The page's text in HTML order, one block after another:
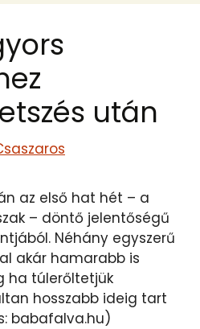
után
az első hat hét – a
– döntő jelentőségű
Néhány egyszerű
akár hamarabb is
ha túlerőltetjük
hosszabb ideig tart
babafalva.hu)